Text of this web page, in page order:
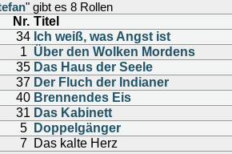
" gibt es 8 Rollen
Nr. Titel
34 Ich weiß, was Angst ist
1 Über den Wolken Mordens
35 Das Haus der Seele
37 Der Fluch der Indianer
40 Brennendes Eis
31 Das Kabinett
5 Doppelgänger
7 Das kalte Herz